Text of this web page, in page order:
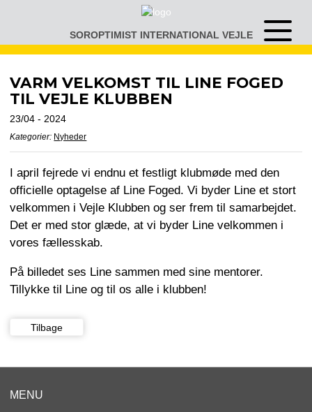
SOROPTIMIST INTERNATIONAL VEJLE
Åben
eller
luk
VARM VELKOMST TIL LINE FOGED
TIL VEJLE KLUBBEN
23/04 - 2024
Kategorier: Nyheder
I april fejrede vi endnu et festligt klubmøde med den
officielle optagelse af Line Foged. Vi byder Line et stort
velkommen i Vejle Klubben og ser frem til samarbejdet.
Det er med stor glæde, at vi byder Line velkommen i
vores fællesskab.
På billedet ses Line sammen med sine mentorer.
Tillykke til Line og til os alle i klubben!
Tilbage
MENU